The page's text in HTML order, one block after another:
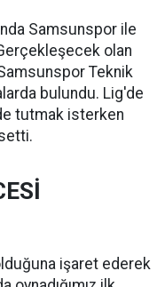
Samsunspor ile
olan
Teknik
bulundu. Lig'de
tutmak isterken
işaret ederek